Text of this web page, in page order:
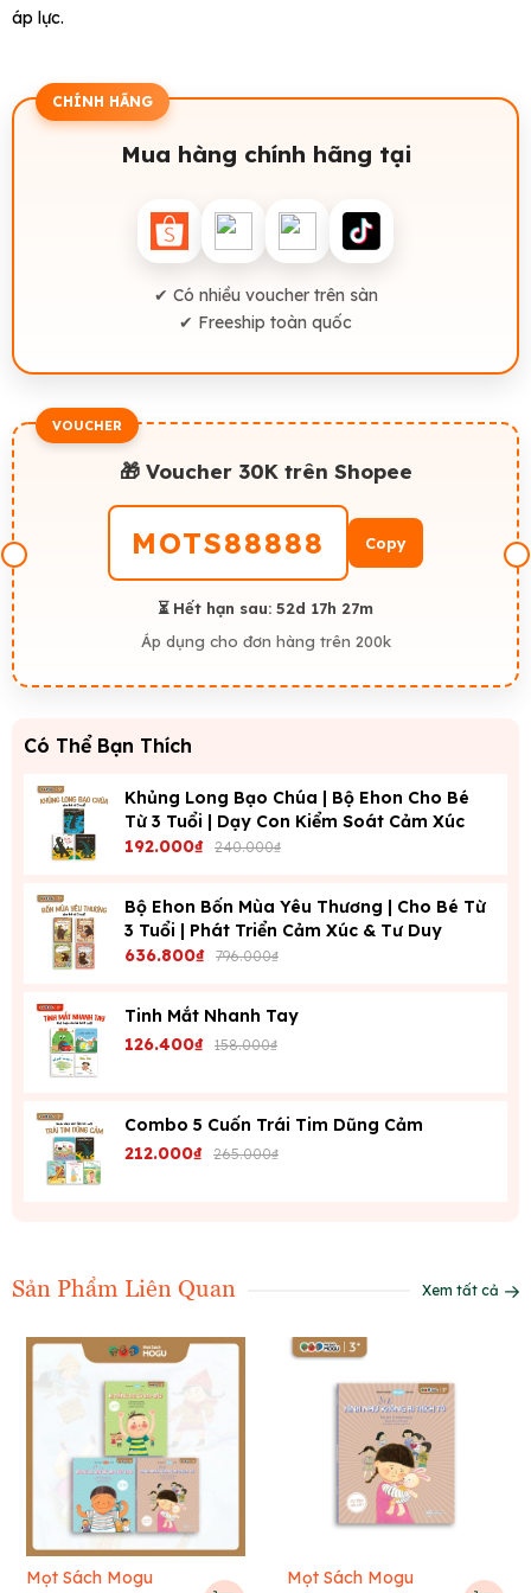
áp lực.
CHÍNH HÃNG
Mua hàng chính hãng tại
✔ Có nhiều voucher trên sàn
✔ Freeship toàn quốc
VOUCHER
🎁 Voucher 30K trên Shopee
MOTS88888 Copy
⏳ Hết hạn sau: 52d 17h 27m
Áp dụng cho đơn hàng trên 200k
Có Thể Bạn Thích
Khủng Long Bạo Chúa | Bộ Ehon Cho Bé
Từ 3 Tuổi | Dạy Con Kiểm Soát Cảm Xúc
192.000₫ 240.000₫
Bộ Ehon Bốn Mùa Yêu Thương | Cho Bé Từ
3 Tuổi | Phát Triển Cảm Xúc & Tư Duy
636.800₫ 796.000₫
Tinh Mắt Nhanh Tay
126.400₫ 158.000₫
Combo 5 Cuốn Trái Tim Dũng Cảm
212.000₫ 265.000₫
Sản Phẩm Liên Quan Xem tất cả
Mọt Sách Mogu Mọt Sách Mogu